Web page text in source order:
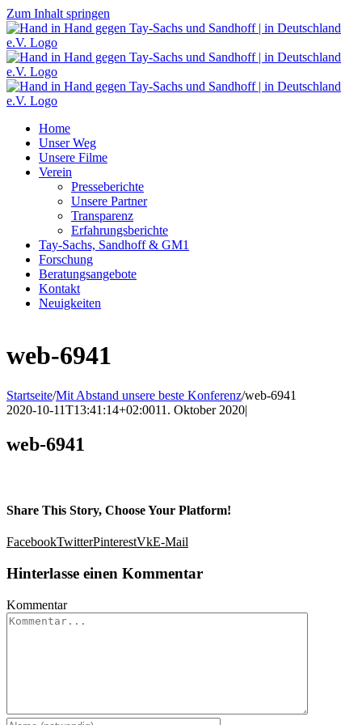
Zum Inhalt springen
Home
Unser Weg
Unsere Filme
Verein
Presseberichte
Unsere Partner
Transparenz
Erfahrungsberichte
Tay-Sachs, Sandhoff & GM1
Forschung
Beratungsangebote
Kontakt
Neuigkeiten
web-6941
Startseite/Mit Abstand unsere beste Konferenz/web-6941
2020-10-11T13:41:14+02:0011. Oktober 2020|
web-6941
Share This Story, Choose Your Platform!
FacebookTwitterPinterestVkE-Mail
Hinterlasse einen Kommentar
Kommentar